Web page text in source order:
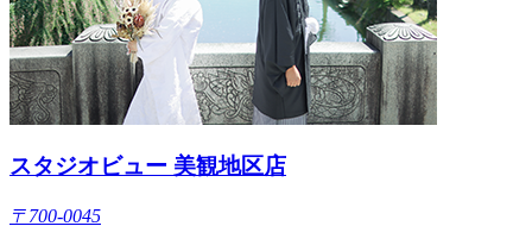
スタジオビュー 美観地区店
〒700-0045